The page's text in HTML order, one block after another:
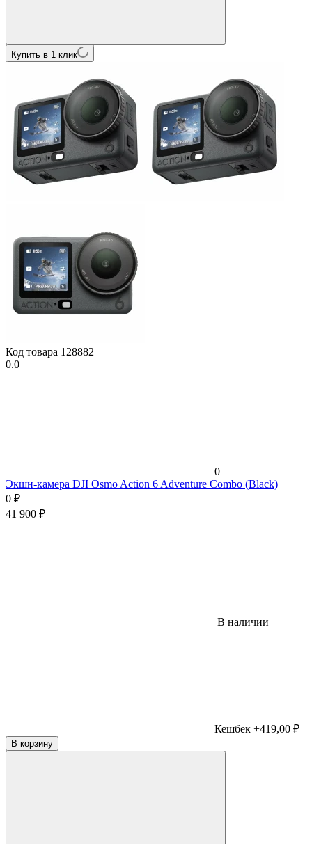
Купить в 1 клик
Код товара 128882
0.0
0
Экшн-камера DJI Osmo Action 6 Adventure Combo (Black)
0 ₽
41 900 ₽
В наличии
Кешбек +419,00 ₽
В корзину